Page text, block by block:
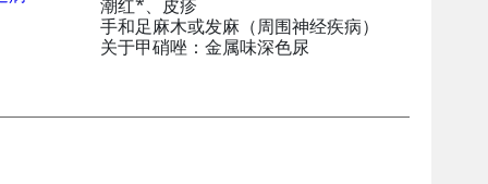
潮红*、皮疹
手和足麻木或发麻（周围神经疾病）
关于甲硝唑：金属味深色尿